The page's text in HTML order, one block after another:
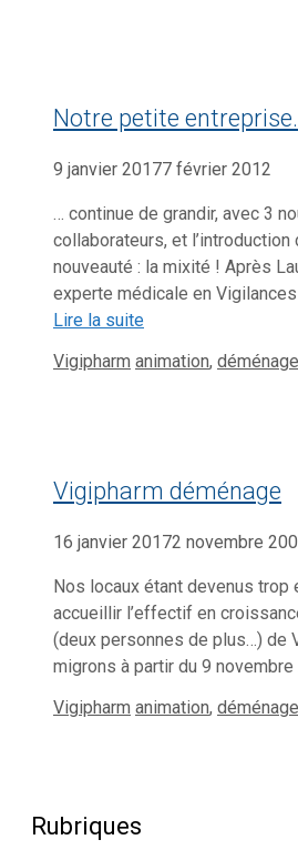
Notre petite
9 janvier 20177 février 2012
… continue de grandir, avec 3
collaborateurs, et l’introduction
nouveauté : la mixité ! Après
experte médicale en
Lire la suite
Catégories
Vigipharm Étiquettes
animation,
Vigipharm déménage
16 janvier 20172 novembre
Nos locaux étant devenus trop
accueillir l’effectif en
(deux personnes de plus…) de
migrons à partir du 9 novembre
Catégories
Vigipharm Étiquettes
animation,
Rubriques